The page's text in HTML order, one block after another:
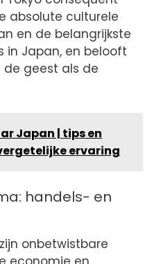
absolute culturele
en de belangrijkste
Japan, en belooft
de geest als de
Japan | tips en
ervaring
handels- en
onbetwistbare